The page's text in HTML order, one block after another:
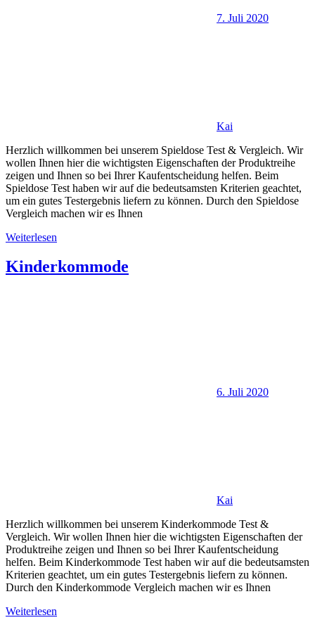
7. Juli 2020
Kai
Herzlich willkommen bei unserem Spieldose Test & Vergleich. Wir
wollen Ihnen hier die wichtigsten Eigenschaften der Produktreihe
zeigen und Ihnen so bei Ihrer Kaufentscheidung helfen. Beim
Spieldose Test haben wir auf die bedeutsamsten Kriterien geachtet,
um ein gutes Testergebnis liefern zu können. Durch den Spieldose
Vergleich machen wir es Ihnen
Weiterlesen
Kinderkommode
6. Juli 2020
Kai
Herzlich willkommen bei unserem Kinderkommode Test &
Vergleich. Wir wollen Ihnen hier die wichtigsten Eigenschaften der
Produktreihe zeigen und Ihnen so bei Ihrer Kaufentscheidung
helfen. Beim Kinderkommode Test haben wir auf die bedeutsamsten
Kriterien geachtet, um ein gutes Testergebnis liefern zu können.
Durch den Kinderkommode Vergleich machen wir es Ihnen
Weiterlesen